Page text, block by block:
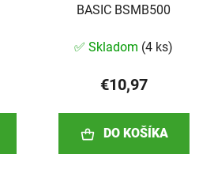
BASIC BSMB500
✅ Skladom (4 ks)
€10,97
DO KOŠÍKA